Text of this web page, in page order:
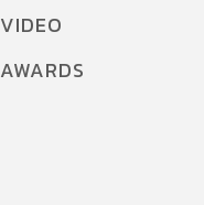
VIDEO
AWARDS